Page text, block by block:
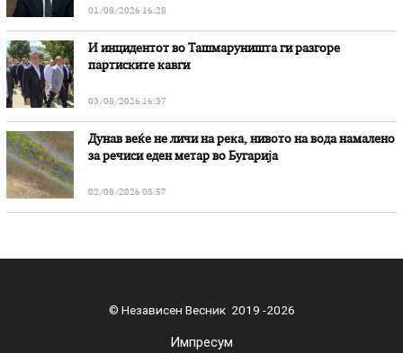
01/08/2026 16:28
И инцидентот во Ташмаруништa ги разгоре
партиските кавги
03/08/2026 16:37
Дунав веќе не личи на река, нивото на вода намалено
за речиси еден метар во Бугарија
02/08/2026 08:57
© Независен Весник 2019 -2026
Импресум